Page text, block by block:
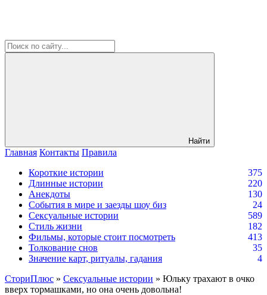
Найти
Главная Контакты Правила
Короткие истории
375
Длинные истории
220
Анекдоты
130
События в мире и заезды шоу биз
24
Сексуальные истории
589
Стиль жизни
182
Фильмы, которые стоит посмотреть
413
Толкование снов
35
Значение карт, ритуалы, гадания
4
СториПлюс » Сексуальные истории » Юльку трахают в очко
вверх тормашками, но она очень довольна!